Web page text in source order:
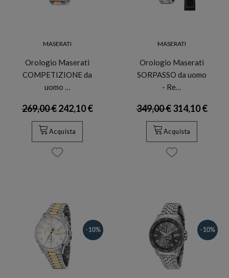
MASERATI
Orologio Maserati
COMPETIZIONE da
uomo …
269,00 €242,10 €
Acquista
MASERATI
Orologio Maserati
SORPASSO da uomo
- Re…
349,00 €314,10 €
Acquista
-10% -10%